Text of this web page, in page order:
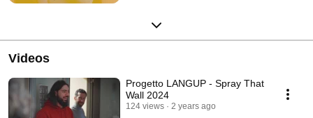
Videos
Progetto LANGUP - Spray That
Wall 2024
124 views 2 years ago